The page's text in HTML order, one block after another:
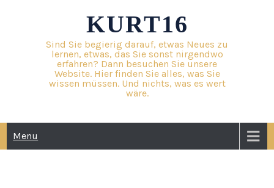
KURT16
Sind Sie begierig darauf, etwas Neues zu
lernen, etwas, das Sie sonst nirgendwo
erfahren? Dann besuchen Sie unsere
Website. Hier finden Sie alles, was Sie
wissen müssen. Und nichts, was es wert
wäre.
Menu